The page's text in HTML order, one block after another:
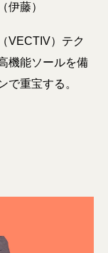
伊藤）
VECTIV）テク
機能ソールを備
で重宝する。